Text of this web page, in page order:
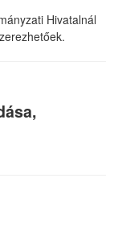
Hivatalnál